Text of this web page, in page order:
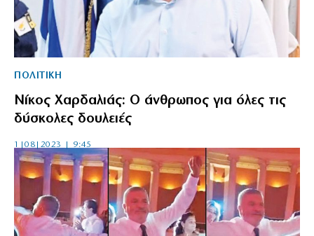
ΠΟΛΙΤΙΚΗ
Νίκος Χαρδαλιάς: Ο άνθρωπος για όλες τις
δύσκολες δουλειές
1|08|2023 | 9:45